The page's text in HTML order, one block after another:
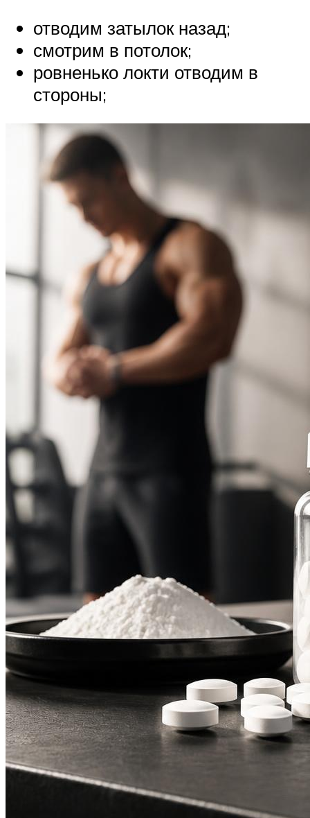
отводим затылок назад;
смотрим в потолок;
ровненько локти отводим в
стороны;